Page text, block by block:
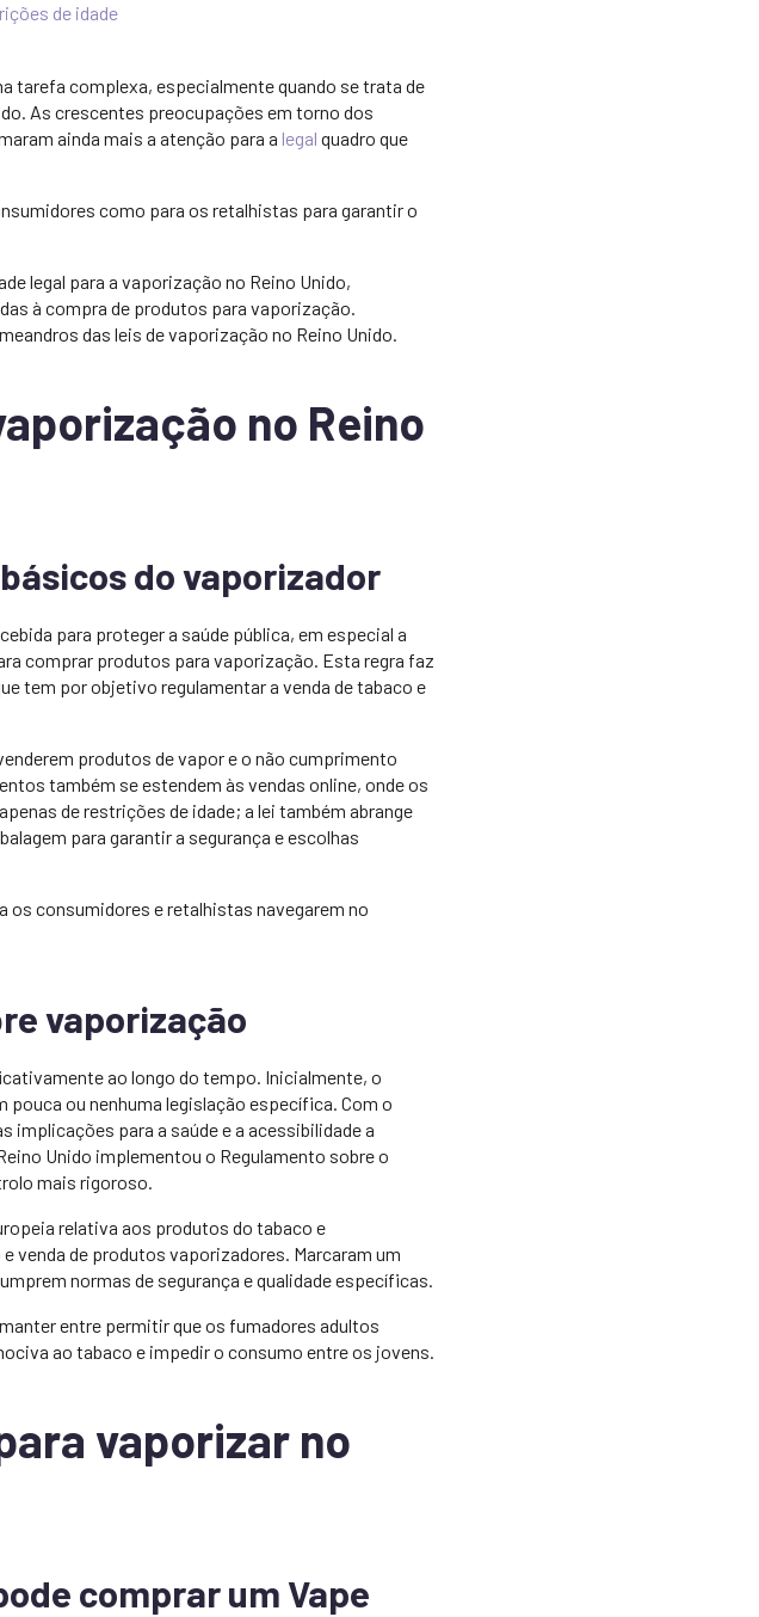
de idade
tarefa complexa, especialmente quando se trata de
As crescentes preocupações em torno dos
ainda mais a atenção para a legal quadro que
como para os retalhistas para garantir o
legal para a vaporização no Reino Unido,
à compra de produtos para vaporização.
das leis de vaporização no Reino Unido.
no Reino
do vaporizador
para proteger a saúde pública, em especial a
comprar produtos para vaporização. Esta regra faz
tem por objetivo regulamentar a venda de tabaco e
produtos de vapor e o não cumprimento
também se estendem às vendas online, onde os
de restrições de idade; a lei também abrange
para garantir a segurança e escolhas
os consumidores e retalhistas navegarem no
vaporização
ao longo do tempo. Inicialmente, o
ou nenhuma legislação específica. Com o
implicações para a saúde e a acessibilidade a
Unido implementou o Regulamento sobre o
mais rigoroso.
relativa aos produtos do tabaco e
venda de produtos vaporizadores. Marcaram um
normas de segurança e qualidade específicas.
entre permitir que os fumadores adultos
ao tabaco e impedir o consumo entre os jovens.
vaporizar no
comprar um Vape